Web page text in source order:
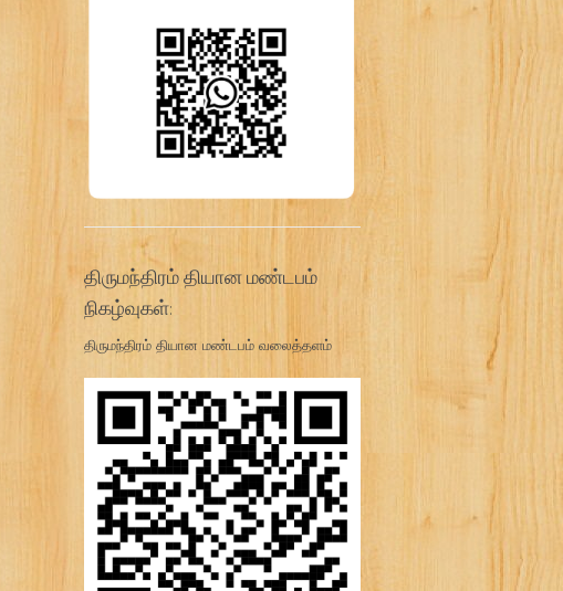
திருமந்திரம் தியான மண்டபம்
நிகழ்வுகள்:
திருமந்திரம் தியான மண்டபம் வலைத்தளம்